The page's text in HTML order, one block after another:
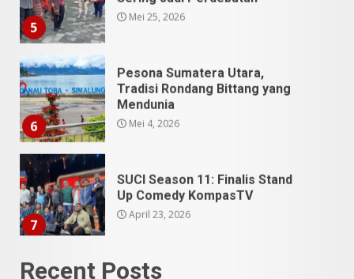
5
Mei 25, 2026
6
Pesona Sumatera Utara,
Tradisi Rondang Bittang yang
Mendunia
7
SUCI Season 11: Finalis Stand
Up Comedy KompasTV
April 23, 2026
9 Tempat Istimewa Sumatera
Recent Posts